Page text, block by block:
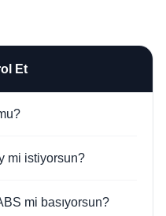
Et
mi istiyorsun?
mi basıyorsun?